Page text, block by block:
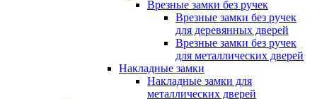
Врезные замки без ручек
Врезные замки без ручек
для деревянных дверей
Врезные замки без ручек
для металлических дверей
Накладные замки
Накладные замки для
металлических дверей